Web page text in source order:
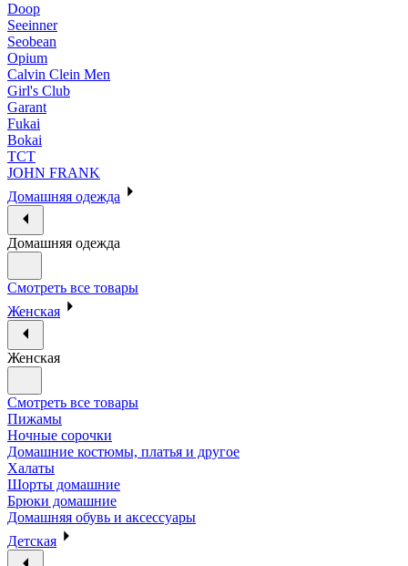
Doop
Seeinner
Seobean
Opium
Calvin Clein Men
Girl's Club
Garant
Fukai
Bokai
ТСТ
JOHN FRANK
Домашняя одежда
Домашняя одежда
Смотреть все товары
Женская
Женская
Смотреть все товары
Пижамы
Ночные сорочки
Домашние костюмы, платья и другое
Халаты
Шорты домашние
Брюки домашние
Домашняя обувь и аксессуары
Детская